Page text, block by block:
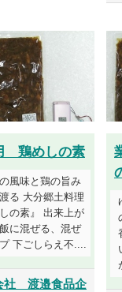
鶏めしの素
風味と鶏の旨み
る 大分郷土料理
しの素』 出来上が
に混ぜる、混ぜ
下ごしらえ不....
社 渡邉食品企